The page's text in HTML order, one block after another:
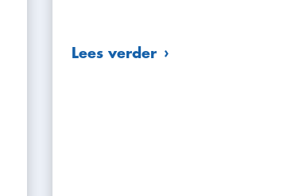
Lees verder